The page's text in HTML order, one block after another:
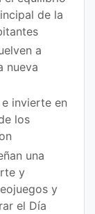
de la
a
nueva
invierte en
los
una
y
y
el Día